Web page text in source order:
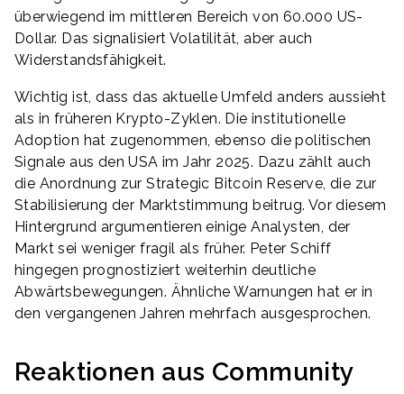
überwiegend im mittleren Bereich von 60.000 US-
Dollar. Das signalisiert Volatilität, aber auch
Widerstandsfähigkeit.
Wichtig ist, dass das aktuelle Umfeld anders aussieht
als in früheren Krypto-Zyklen. Die institutionelle
Adoption hat zugenommen, ebenso die politischen
Signale aus den USA im Jahr 2025. Dazu zählt auch
die Anordnung zur Strategic Bitcoin Reserve, die zur
Stabilisierung der Marktstimmung beitrug. Vor diesem
Hintergrund argumentieren einige Analysten, der
Markt sei weniger fragil als früher. Peter Schiff
hingegen prognostiziert weiterhin deutliche
Abwärtsbewegungen. Ähnliche Warnungen hat er in
den vergangenen Jahren mehrfach ausgesprochen.
Reaktionen aus Community